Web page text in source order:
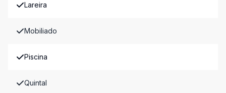
Lareira
Mobiliado
Piscina
Quintal